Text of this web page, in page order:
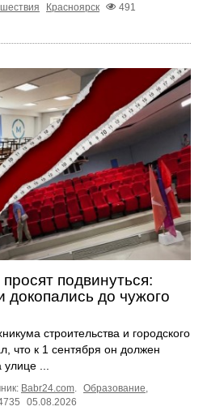
Красноярск
491
подвинуться:
докопались до чужого
строительства и городского
что к 1 сентября он должен
...
Babr24.com. Образование,
05.08.2026